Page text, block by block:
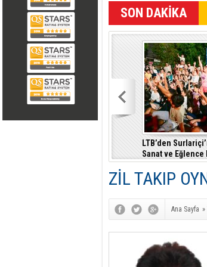
SON DAKİKA
LTB’den
Sanat ve Eğlence
ZİL TAKIP
Ana Sayfa »